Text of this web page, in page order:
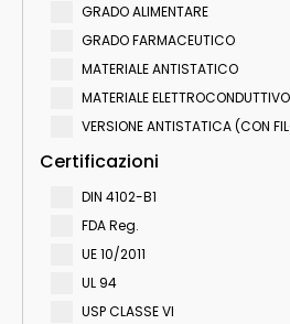
GRADO ALIMENTARE
GRADO FARMACEUTICO
MATERIALE ANTISTATICO
MATERIALE ELETTROCONDUTTIVO
VERSIONE ANTISTATICA (CON
Certificazioni
DIN 4102-B1
FDA Reg.
UE 10/2011
UL 94
USP CLASSE VI